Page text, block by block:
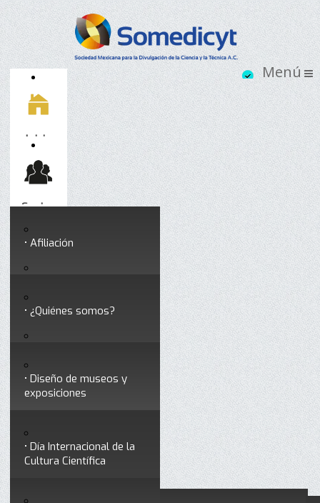
Inicio
Socios
Afiliación
Testimonios
Socios vigentes
Somedicyt
¿Quiénes somos?
Consejo Directivo
profesionales
Servicios
Diseño de museos y
exposiciones
formar divulgadores
Día Internacional de la
Cultura Científica